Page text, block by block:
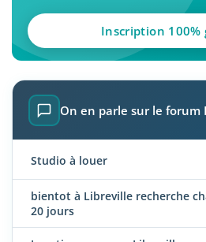
Inscription
On en parle sur le forum
Studio à louer
bientot à Libreville recherche
20 jours